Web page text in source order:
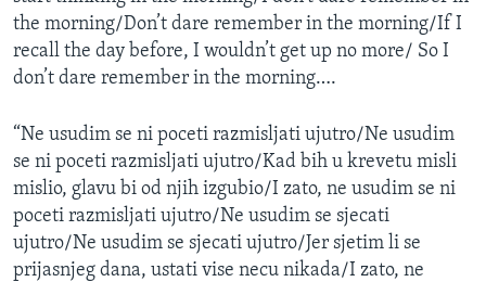
MAGAZIN
O GLASU AMERIKE
PRATITE NAS
Jezici
the morning/Don’t dare remember in the morning/If I
recall the day before, I wouldn’t get up no more/ So I
don’t dare remember in the morning….
“Ne usudim se ni poceti razmisljati ujutro/Ne usudim
se ni poceti razmisljati ujutro/Kad bih u krevetu misli
mislio, glavu bi od njih izgubio/I zato, ne usudim se ni
poceti razmisljati ujutro/Ne usudim se sjecati
ujutro/Ne usudim se sjecati ujutro/Jer sjetim li se
prijasnjeg dana, ustati vise necu nikada/I zato, ne